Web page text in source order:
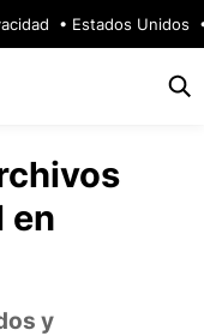
Estados Unidos
en
y